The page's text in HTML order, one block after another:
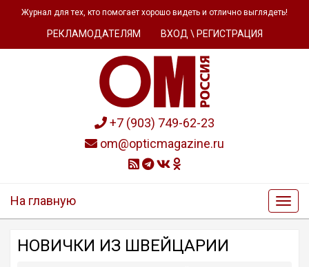
Журнал для тех, кто помогает хорошо видеть и отлично выглядеть!
РЕКЛАМОДАТЕЛЯМ ВХОД \ РЕГИСТРАЦИЯ
+7 (903) 749-62-23
om@opticmagazine.ru
На главную
НОВИЧКИ ИЗ ШВЕЙЦАРИИ